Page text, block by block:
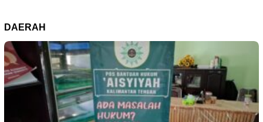
DAERAH